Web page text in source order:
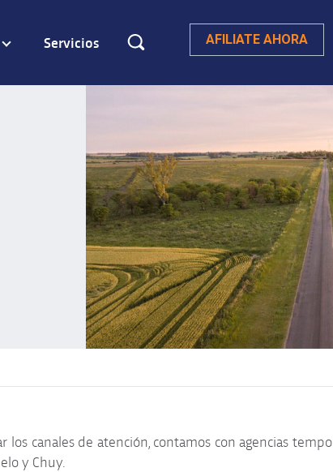
Servicios AFILIATE AHORA
canales de atención, contamos con agencias
y Chuy.